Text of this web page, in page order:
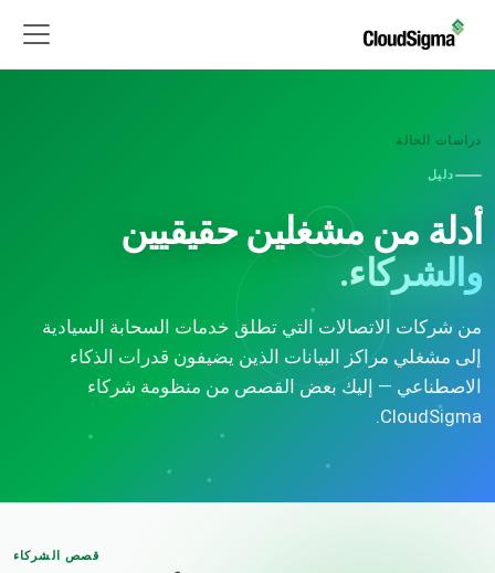
دراسات الحالة
دليل
أدلة من مشغلين حقيقيين
والشركاء.
من شركات الاتصالات التي تطلق خدمات السحابة السيادية
إلى مشغلي مراكز البيانات الذين يضيفون قدرات الذكاء
الاصطناعي — إليك بعض القصص من منظومة شركاء
CloudSigma.
قصص الشركاء